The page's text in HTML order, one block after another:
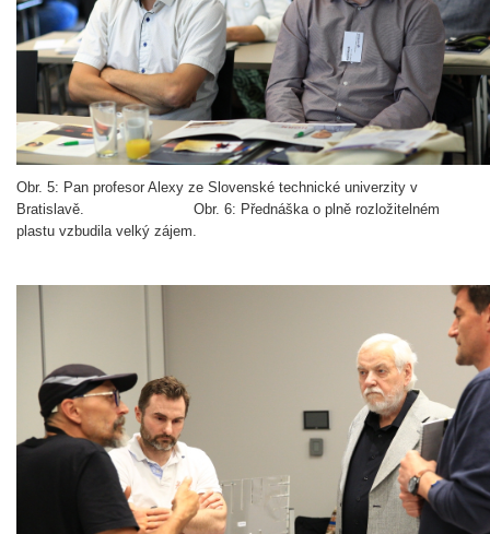
Obr. 5: Pan profesor Alexy ze Slovenské technické univerzity v
Bratislavě. Obr. 6: Přednáška o plně rozložitelném
plastu vzbudila velký zájem.